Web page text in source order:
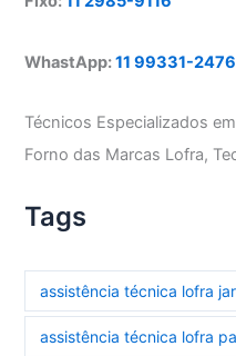
WhastApp:11 99331-2476
Técnicos Especializados
Forno das Marcas Lofra,
Tags
assistência técnica lofra
assistência técnica lofra